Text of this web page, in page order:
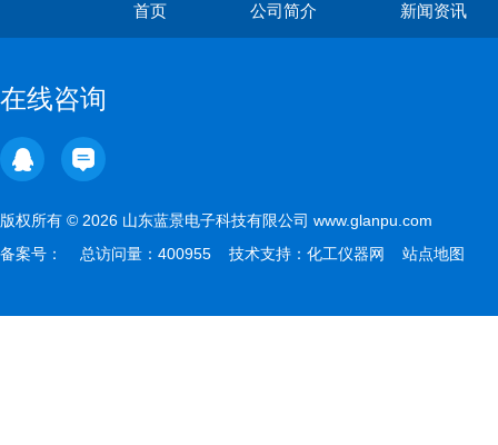
首页 公司简介 新闻资讯
在线咨询
版权所有 © 2026 山东蓝景电子科技有限公司 www.glanpu.com
备案号：
总访问量：400955 技术支持： 化工仪器网 站点地图